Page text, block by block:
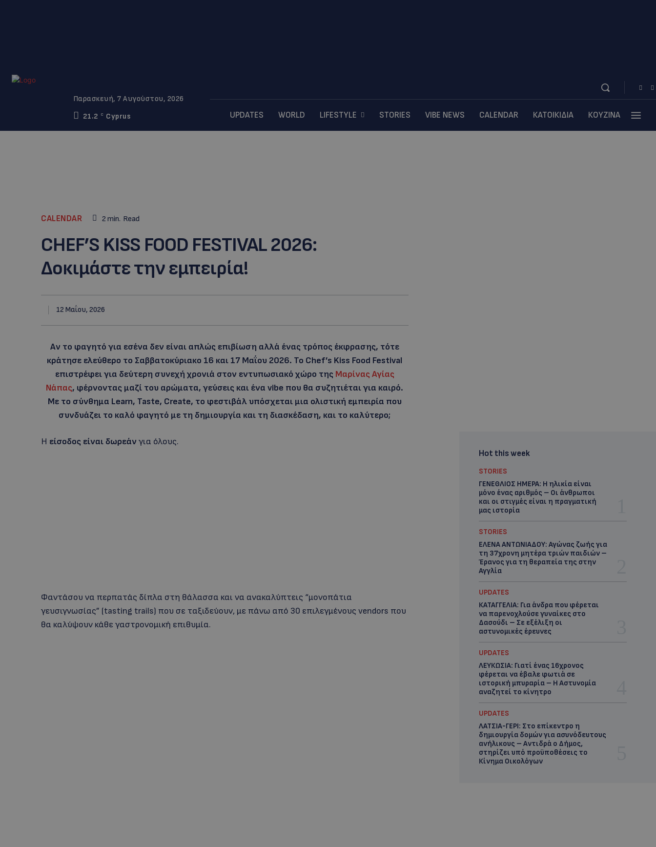
Παρασκευή, 7 Αυγούστου, 2026
21.2
C Cyprus UPDATES WORLD LIFESTYLE STORIES VIBE NEWS CALENDAR ΚΑΤΟΙΚΙΔΙΑ ΚΟΥΖΙΝΑ
CALENDAR 2 min. Read
CHEF’S KISS FOOD FESTIVAL 2026:
Δοκιμάστε την εμπειρία!
12 Μαΐου, 2026
Αν το φαγητό για εσένα δεν είναι απλώς επιβίωση αλλά ένας τρόπος έκφρασης, τότε
κράτησε ελεύθερο το Σαββατοκύριακο 16 και 17 Μαΐου 2026. Το Chef’s Kiss Food Festival
επιστρέφει για δεύτερη συνεχή χρονιά στον εντυπωσιακό χώρο της Μαρίνας Αγίας
Νάπας, φέρνοντας μαζί του αρώματα, γεύσεις και ένα vibe που θα συζητιέται για καιρό.
Με το σύνθημα Learn, Taste, Create, το φεστιβάλ υπόσχεται μια ολιστική εμπειρία που
συνδυάζει το καλό φαγητό με τη δημιουργία και τη διασκέδαση, και το καλύτερο;
Η είσοδος είναι δωρεάν για όλους.
Φαντάσου να περπατάς δίπλα στη θάλασσα και να ανακαλύπτεις “μονοπάτια
γευσιγνωσίας” (tasting trails) που σε ταξιδεύουν, με πάνω από 30 επιλεγμένους vendors που
θα καλύψουν κάθε γαστρονομική επιθυμία.
Hot this week
STORIES
ΓΕΝΕΘΛΙΟΣ ΗΜΕΡΑ: Η ηλικία είναι
μόνο ένας αριθμός – Οι άνθρωποι
και οι στιγμές είναι η πραγματική
μας ιστορία
STORIES
ΕΛΕΝΑ ΑΝΤΩΝΙΑΔΟΥ: Αγώνας ζωής για
τη 37χρονη μητέρα τριών παιδιών –
Έρανος για τη θεραπεία της στην
Αγγλία
UPDATES
ΚΑΤΑΓΓΕΛΙΑ: Για άνδρα που φέρεται
να παρενοχλούσε γυναίκες στο
Δασούδι – Σε εξέλιξη οι
αστυνομικές έρευνες
UPDATES
ΛΕΥΚΩΣΙΑ: Γιατί ένας 16χρονος
φέρεται να έβαλε φωτιά σε
ιστορική μπυραρία – Η Αστυνομία
αναζητεί το κίνητρο
UPDATES
ΛΑΤΣΙΑ-ΓΕΡΙ: Στο επίκεντρο η
δημιουργία δομών για ασυνόδευτους
ανήλικους – Αντιδρά ο Δήμος,
στηρίζει υπό προϋποθέσεις το
Κίνημα Οικολόγων